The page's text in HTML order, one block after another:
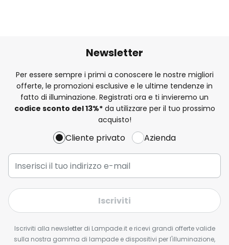
Newsletter
Per essere sempre i primi a conoscere le nostre migliori
offerte, le promozioni esclusive e le ultime tendenze in
fatto di illuminazione. Registrati ora e ti invieremo un
codice sconto del13%*da utilizzare per il tuo prossimo
acquisto!
Cliente privato Azienda
Iscriviti
Iscriviti alla newsletter di Lampade.it e ricevi grandi offerte valide
sulla nostra gamma di lampade e dispositivi per l'illuminazione,